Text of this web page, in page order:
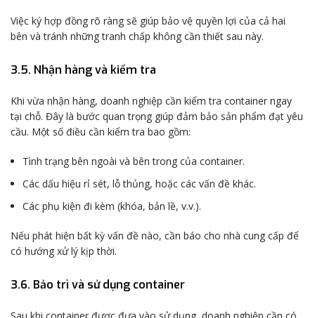
Việc ký hợp đồng rõ ràng sẽ giúp bảo vệ quyền lợi của cả hai
bên và tránh những tranh chấp không cần thiết sau này.
3.5. Nhận hàng và kiểm tra
Khi vừa nhận hàng, doanh nghiệp cần kiểm tra container ngay
tại chỗ. Đây là bước quan trọng giúp đảm bảo sản phẩm đạt yêu
cầu. Một số điều cần kiểm tra bao gồm:
Tình trạng bên ngoài và bên trong của container.
Các dấu hiệu rỉ sét, lỗ thủng, hoặc các vấn đề khác.
Các phụ kiện đi kèm (khóa, bản lề, v.v.).
Nếu phát hiện bất kỳ vấn đề nào, cần báo cho nhà cung cấp để
có hướng xử lý kịp thời.
3.6. Bảo trì và sử dụng container